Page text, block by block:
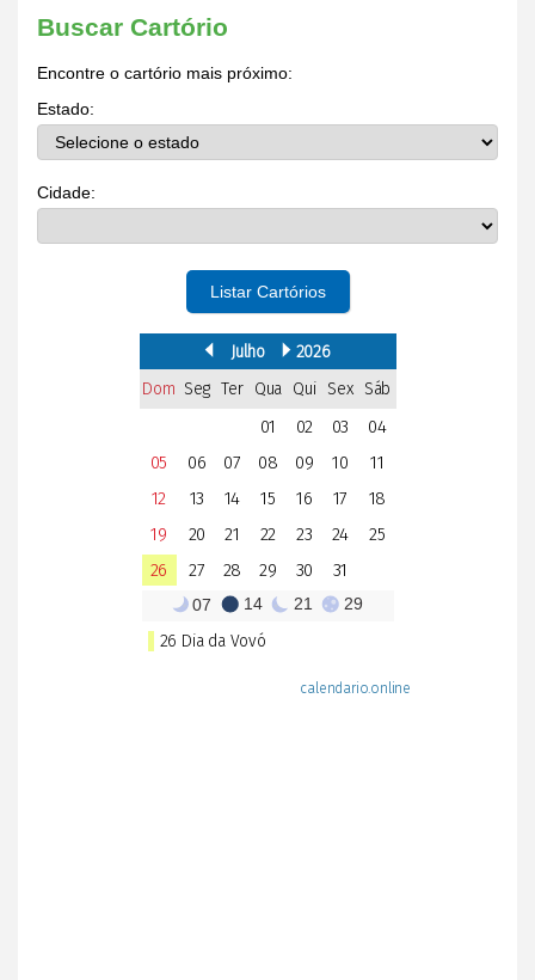
Buscar Cartório
Encontre o cartório mais próximo:
Estado:
Cidade:
Listar Cartórios